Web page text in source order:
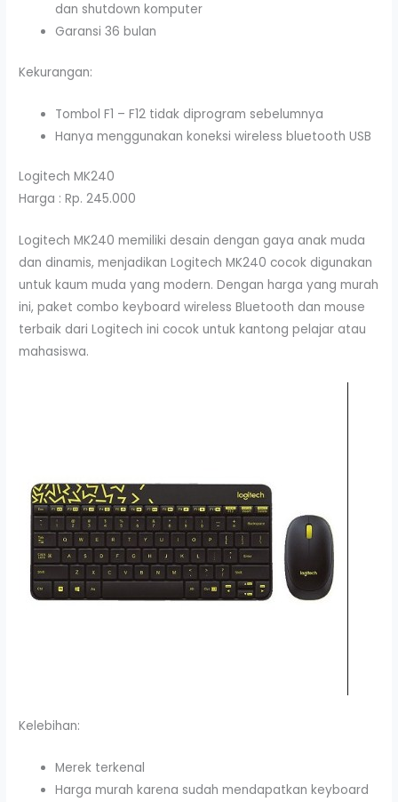
dan shutdown komputer
Garansi 36 bulan
Kekurangan:
Tombol F1 – F12 tidak diprogram sebelumnya
Hanya menggunakan koneksi wireless bluetooth USB
Logitech MK240
Harga : Rp. 245.000
Logitech MK240 memiliki desain dengan gaya anak muda
dan dinamis, menjadikan Logitech MK240 cocok digunakan
untuk kaum muda yang modern. Dengan harga yang murah
ini, paket combo keyboard wireless Bluetooth dan mouse
terbaik dari Logitech ini cocok untuk kantong pelajar atau
mahasiswa.
Kelebihan:
Merek terkenal
Harga murah karena sudah mendapatkan keyboard